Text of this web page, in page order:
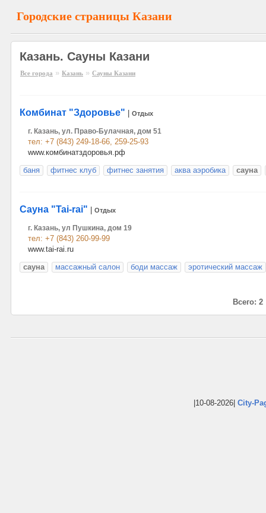
Городские страницы Казани
Казань. Сауны Казани
Все города » Казань » Сауны Казани
Комбинат "Здоровье" Отдых
г. Казань, ул. Право-Булачная, дом 51
тел: +7 (843) 249-18-66, 259-25-93
www.комбинатздоровья.рф
баня
фитнес клуб фитнес занятия аква аэробика сауна
Сауна "Tai-rai" Отдых
г. Казань, ул Пушкина, дом 19
тел: +7 (843) 260-99-99
www.tai-rai.ru
сауна
массажный салон боди массаж эротический массаж
Всего: 2
|10-08-2026| City-